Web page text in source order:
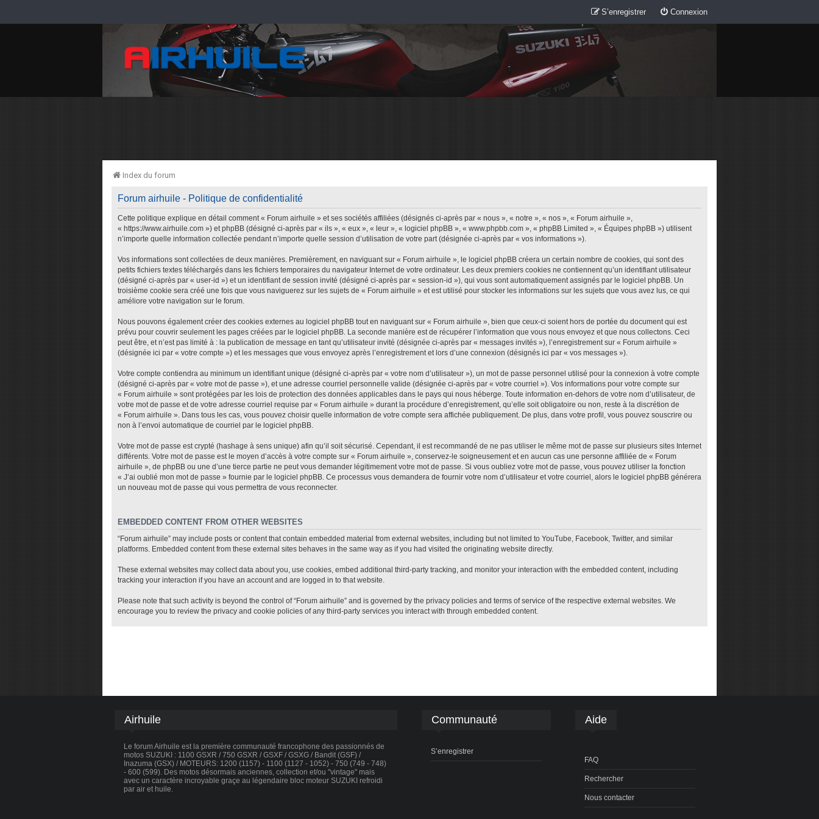
Connexion
S’enregistrer
Index du forum
Forum airhuile - Politique de confidentialité
Cette politique explique en détail comment « Forum airhuile » et ses sociétés affiliées (désignés ci-après par « nous », « notre », « nos », « Forum airhuile »,
« https://www.airhuile.com ») et phpBB (désigné ci-après par « ils », « eux », « leur », « logiciel phpBB », « www.phpbb.com », « phpBB Limited », « Équipes phpBB ») utilisent
n’importe quelle information collectée pendant n’importe quelle session d’utilisation de votre part (désignée ci-après par « vos informations »).
Vos informations sont collectées de deux manières. Premièrement, en naviguant sur « Forum airhuile », le logiciel phpBB créera un certain nombre de cookies, qui sont des
petits fichiers textes téléchargés dans les fichiers temporaires du navigateur Internet de votre ordinateur. Les deux premiers cookies ne contiennent qu’un identifiant utilisateur
(désigné ci-après par « user-id ») et un identifiant de session invité (désigné ci-après par « session-id »), qui vous sont automatiquement assignés par le logiciel phpBB. Un
troisième cookie sera créé une fois que vous naviguerez sur les sujets de « Forum airhuile » et est utilisé pour stocker les informations sur les sujets que vous avez lus, ce qui
améliore votre navigation sur le forum.
Nous pouvons également créer des cookies externes au logiciel phpBB tout en naviguant sur « Forum airhuile », bien que ceux-ci soient hors de portée du document qui est
prévu pour couvrir seulement les pages créées par le logiciel phpBB. La seconde manière est de récupérer l’information que vous nous envoyez et que nous collectons. Ceci
peut être, et n’est pas limité à : la publication de message en tant qu’utilisateur invité (désignée ci-après par « messages invités »), l’enregistrement sur « Forum airhuile »
(désignée ici par « votre compte ») et les messages que vous envoyez après l’enregistrement et lors d’une connexion (désignés ici par « vos messages »).
Votre compte contiendra au minimum un identifiant unique (désigné ci-après par « votre nom d’utilisateur »), un mot de passe personnel utilisé pour la connexion à votre compte
(désigné ci-après par « votre mot de passe »), et une adresse courriel personnelle valide (désignée ci-après par « votre courriel »). Vos informations pour votre compte sur
« Forum airhuile » sont protégées par les lois de protection des données applicables dans le pays qui nous héberge. Toute information en-dehors de votre nom d’utilisateur, de
votre mot de passe et de votre adresse courriel requise par « Forum airhuile » durant la procédure d’enregistrement, qu’elle soit obligatoire ou non, reste à la discrétion de
« Forum airhuile ». Dans tous les cas, vous pouvez choisir quelle information de votre compte sera affichée publiquement. De plus, dans votre profil, vous pouvez souscrire ou
non à l’envoi automatique de courriel par le logiciel phpBB.
Votre mot de passe est crypté (hashage à sens unique) afin qu’il soit sécurisé. Cependant, il est recommandé de ne pas utiliser le même mot de passe sur plusieurs sites Internet
différents. Votre mot de passe est le moyen d’accès à votre compte sur « Forum airhuile », conservez-le soigneusement et en aucun cas une personne affiliée de « Forum
airhuile », de phpBB ou une d’une tierce partie ne peut vous demander légitimement votre mot de passe. Si vous oubliez votre mot de passe, vous pouvez utiliser la fonction
« J’ai oublié mon mot de passe » fournie par le logiciel phpBB. Ce processus vous demandera de fournir votre nom d’utilisateur et votre courriel, alors le logiciel phpBB générera
un nouveau mot de passe qui vous permettra de vous reconnecter.
EMBEDDED CONTENT FROM OTHER WEBSITES
“Forum airhuile” may include posts or content that contain embedded material from external websites, including but not limited to YouTube, Facebook, Twitter, and similar
platforms. Embedded content from these external sites behaves in the same way as if you had visited the originating website directly.
These external websites may collect data about you, use cookies, embed additional third-party tracking, and monitor your interaction with the embedded content, including
tracking your interaction if you have an account and are logged in to that website.
Please note that such activity is beyond the control of “Forum airhuile” and is governed by the privacy policies and terms of service of the respective external websites. We
encourage you to review the privacy and cookie policies of any third-party services you interact with through embedded content.
Airhuile
Le forum Airhuile est la première communauté francophone des passionnés de
motos SUZUKI : 1100 GSXR / 750 GSXR / GSXF / GSXG / Bandit (GSF) /
Inazuma (GSX) / MOTEURS: 1200 (1157) - 1100 (1127 - 1052) - 750 (749 - 748)
- 600 (599). Des motos désormais anciennes, collection et/ou "vintage" mais
avec un caractère incroyable graçe au légendaire bloc moteur SUZUKI refroidi
par air et huile.
Communauté
S’enregistrer
Aide
FAQ
Rechercher
Nous contacter